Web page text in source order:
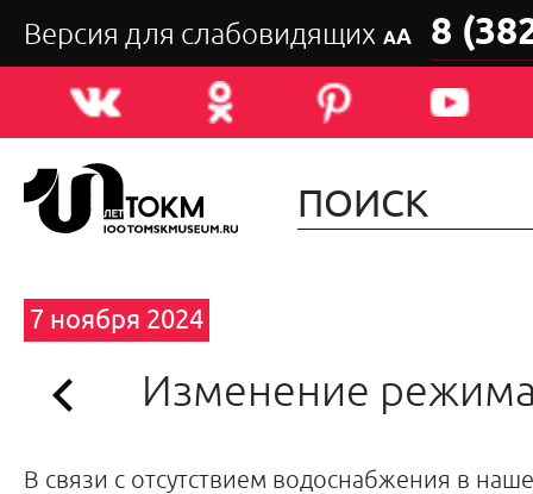
Версия для слабовидящих АА 8
7 ноября 2024
Изменение
В связи с отсутствием водоснабжения в